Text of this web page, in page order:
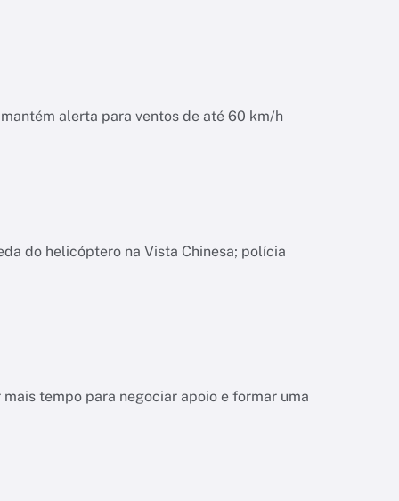
alerta para ventos de até 60 km/h
do helicóptero na Vista Chinesa; polícia
tempo para negociar apoio e formar uma